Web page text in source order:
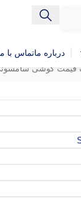
درباره ماتماس با
قیمت گوشی